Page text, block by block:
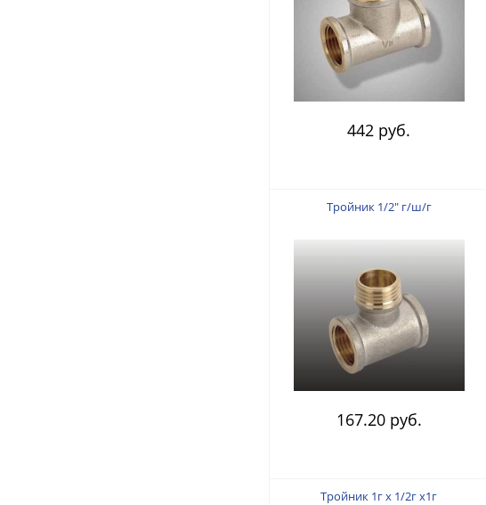
442 руб.
Тройник 1/2" г/ш/г
167.20 руб.
Тройник 1г х 1/2г х1г